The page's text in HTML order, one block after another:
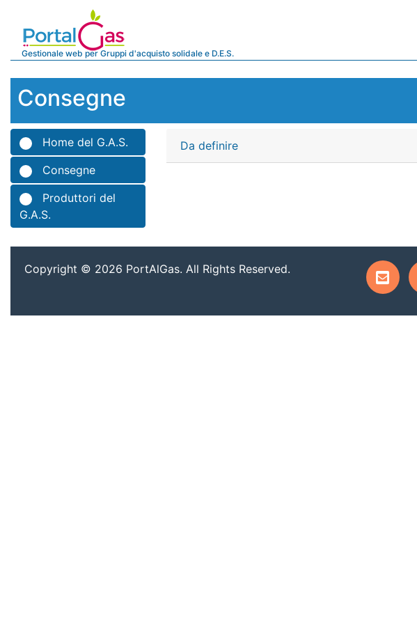
Gestionale web per Gruppi d'acquisto solidale e D.E.S.
Consegne
Home del G.A.S.
Consegne
Produttori del
G.A.S.
Da definire
Copyright © 2026 PortAlGas. All Rights Reserved.